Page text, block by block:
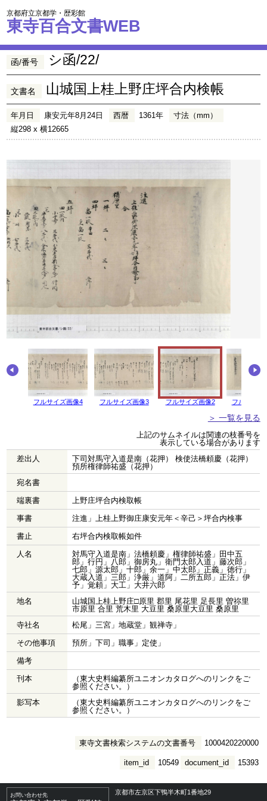
京都府立京都学・歴彩館
東寺百合文書WEB
函/番号 シ函/22/
文書名 山城国上桂上野庄坪合内検帳
年月日 康安元年8月24日 西暦 1361年
寸法（mm）
縦298 x 横12665
フルサイズ画像4 フルサイズ画像3 フルサイズ画像2 フルサイズ
＞ 一覧を見る
上記のサムネイルは関連の枝番号を
表示している場合があります
差出人
下司対馬守入道是南（花押） 検使法橋頼慶（花押）
預所権律師祐盛（花押）
宛名書
端裏書
上野庄坪合内検取帳
事書
注進」上桂上野御庄康安元年＜辛己＞坪合内検事
書止
右坪合内検取帳如件
人名
対馬守入道是南」法橋頼慶」権律師祐盛」田中五
郎」行円」八郎」御房丸」衛門太郎入道」藤次郎」
七郎」源太郎」十郎」余一」中太郎」正義」徳行」
大蔵入道」三郎」浄厳」道阿」二所五郎」正法」伊
予」覚頼」大工」大井六郎
地名
山城国上桂上野庄□原里 郡里 尾花里 足長里 曽祢里
市原里 合里 荒木里 大豆里 桑原里大豆里 桑原里
寺社名
松尾」三宮」地蔵堂」観禅寺」
その他事項
預所」下司」職事」定使」
備考
刊本
（東大史料編纂所ユニオンカタログへのリンクをご
参照ください。）
影写本
（東大史料編纂所ユニオンカタログへのリンクをご
参照ください。）
東寺文書検索システムの文書番号 1000420220000
document_id 15393
item_id 10549
お問い合わせ先 京都市左京区下鴨半木町1番地29